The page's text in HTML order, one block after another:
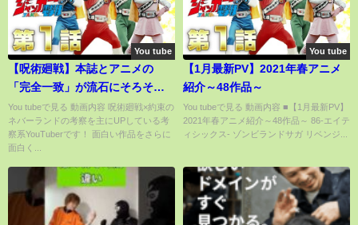
You tube
【呪術廻戦】本誌とアニメの
「完全一致」が流石にそろそろ
怖すぎる…【考察】
You tubeで見る 動画内容 呪術廻戦×約束の
ネバーランドの考察を主にUPしている考
察系YouTuberです！ 面白い作品をさらに
面白く...
You tube
【1月最新PV】2021年春アニメ
紹介～48作品～
You tubeで見る 動画内容 ■【1月最新PV】
2021年春アニメ紹介～48作品～ 86-エイテ
ィシックス- ゾンビランドサガ リベンジ...